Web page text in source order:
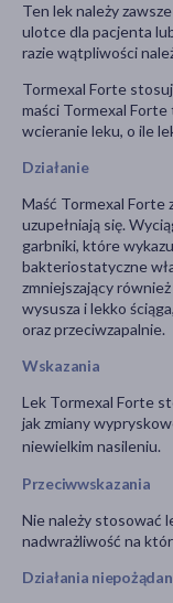
Ten lek należy
ulotce dla pacjenta
razie wątpliwości
Tormexal Forte
maści Tormexal
wcieranie leku, o ile
Działanie
Maść Tormexal Forte
uzupełniają się.
garbniki, które
bakteriostatyczne
zmniejszający
wysusza i lekko
oraz przeciwzapalnie.
Wskazania
Lek Tormexal Forte
jak zmiany
niewielkim nasileniu.
Przeciwwskazania
Nie należy stosować
nadwrażliwość na
Działania